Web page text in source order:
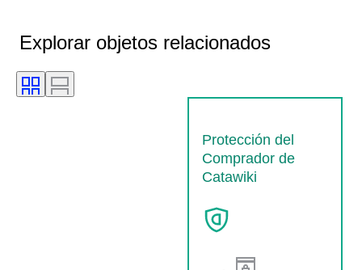
Explorar objetos relacionados
Protección del
Comprador de
Catawiki